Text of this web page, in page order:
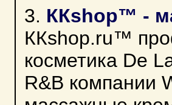
3. ККshop™ -
ККshop.ru™
косметика De
R&B компании